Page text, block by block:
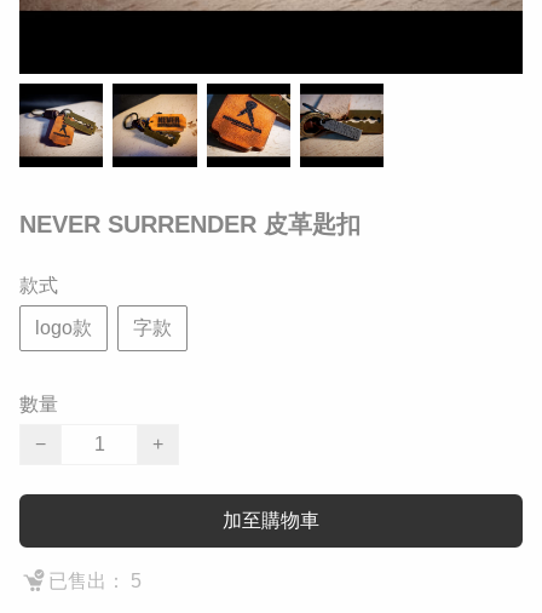
NEVER SURRENDER 皮革匙扣
款式
logo款 字款
數量
−
+
加至購物車
已售出： 5